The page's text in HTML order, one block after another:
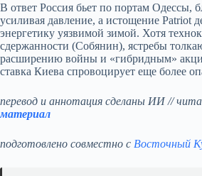
В ответ Россия бьет по портам Одессы,
усиливая давление, а истощение Patriot
энергетику уязвимой зимой. Хотя
сдержанности (Собянин), ястребы
расширению войны и «гибридным»
ставка Киева спровоцирует еще более
перевод и аннотация сделаны ИИ //
материал
подготовлено совместно с Восточный